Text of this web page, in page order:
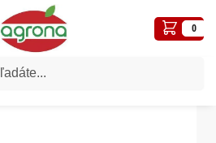
0
/ Sekery